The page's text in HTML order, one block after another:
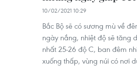
10/02/2021 10:29
Bắc Bộ sẽ có sương mù về
ngày nắng, nhiệt độ sẽ tăng
nhất 25-26 độ C, ban đêm
xuống thấp, vùng núi có nơi